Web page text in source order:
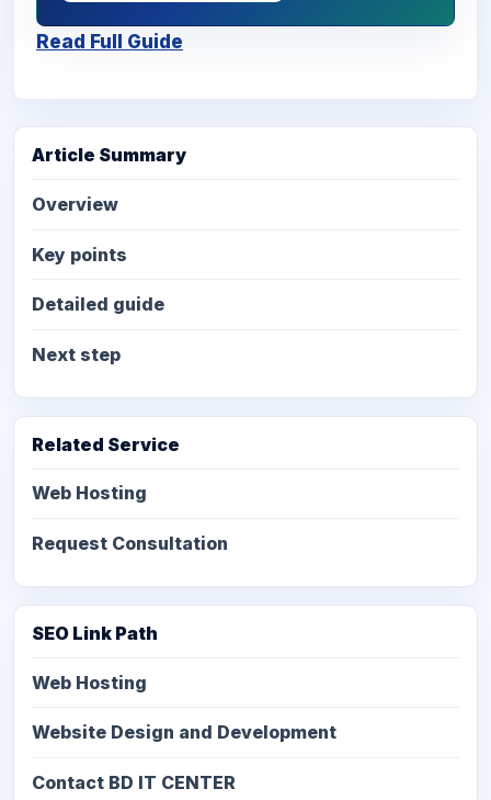
Read Full Guide
Article Summary
Overview
Key points
Detailed guide
Next step
Related Service
Web Hosting
Request Consultation
SEO Link Path
Web Hosting
Website Design and Development
Contact BD IT CENTER